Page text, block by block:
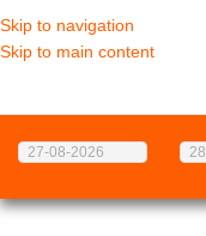
Skip to navigation
Skip to main content